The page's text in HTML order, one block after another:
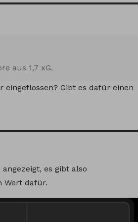
aus 1,7 xG.
eingeflossen? Gibt es dafür einen
es gibt also
Wert dafür.